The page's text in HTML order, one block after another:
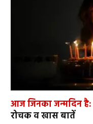
आज जिनका जन्मदिन है:
रोचक व खास बातें